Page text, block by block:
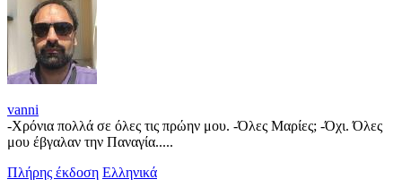
vanni
-Χρόνια πολλά σε όλες τις πρώην μου. -Όλες Μαρίες; -Όχι. Όλες
μου έβγαλαν την Παναγία.....
Πλήρης έκδοση Ελληνικά